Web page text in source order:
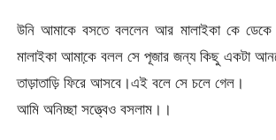
উনি আমাকে বসতে বললেন আর মালাইকা কে
মালাইকা আমাকে় বলল সে পূজার জন্য কিছু একটা
তাড়াতাড়ি ফিরে আসবে।এই বলে সে চলে গেল।
আমি অনিচ্ছা সত্ত্বেও বসলাম।।